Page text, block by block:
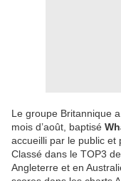
Le groupe Britannique
mois d’août, baptisé
accueilli par le public et
Classé dans le TOP3
Angleterre et en